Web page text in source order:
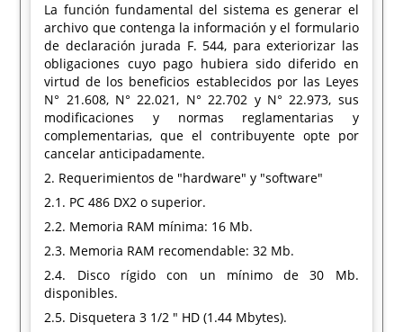
La función fundamental del sistema es generar el
archivo que contenga la información y el formulario
de declaración jurada F. 544, para exteriorizar las
obligaciones cuyo pago hubiera sido diferido en
virtud de los beneficios establecidos por las Leyes
N° 21.608, N° 22.021, N° 22.702 y N° 22.973, sus
modificaciones y normas reglamentarias y
complementarias, que el contribuyente opte por
cancelar anticipadamente.
2. Requerimientos de "hardware" y "software"
2.1. PC 486 DX2 o superior.
2.2. Memoria RAM mínima: 16 Mb.
2.3. Memoria RAM recomendable: 32 Mb.
2.4. Disco rígido con un mínimo de 30 Mb.
disponibles.
2.5. Disquetera 3 1/2 " HD (1.44 Mbytes).